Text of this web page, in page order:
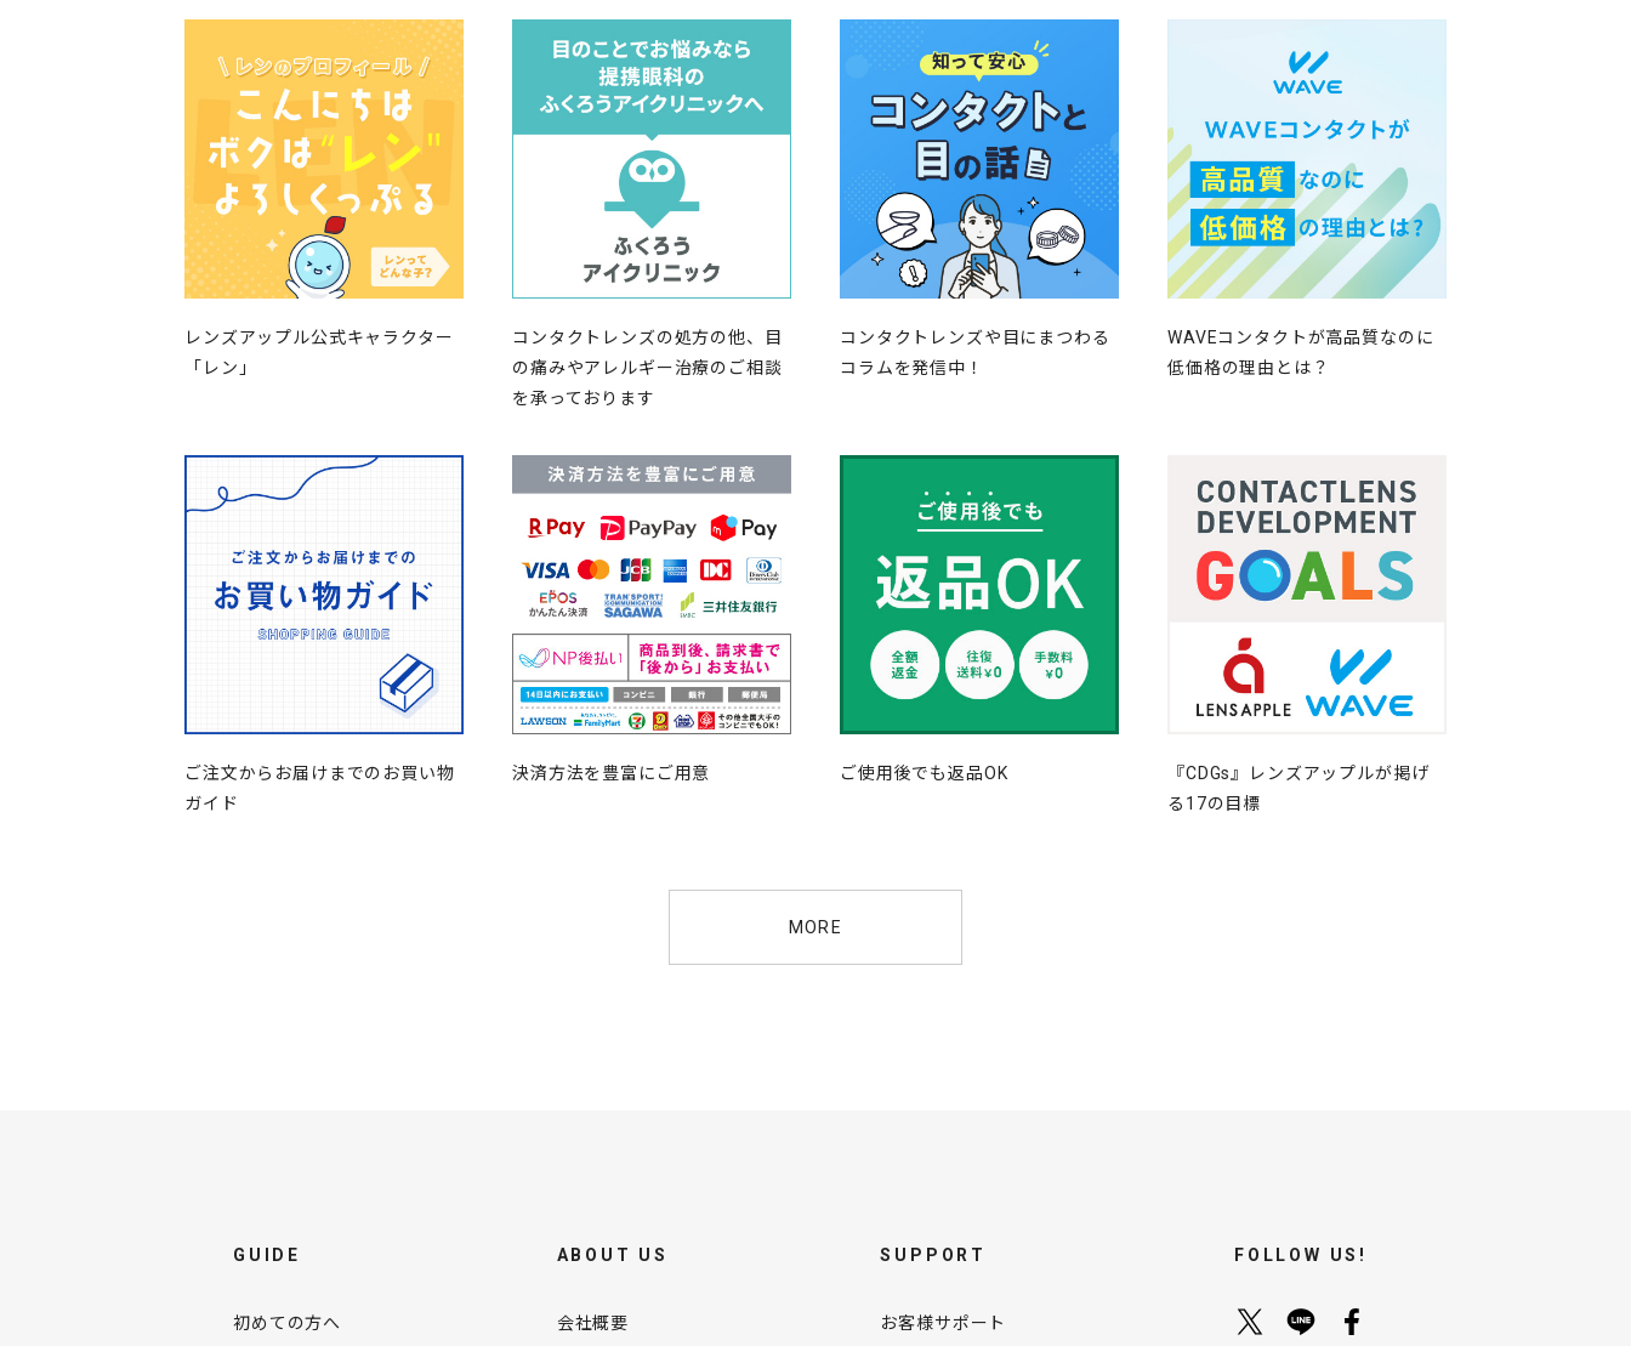
レンズアップル公式キャラクター
「レン」
コンタクトレンズの処方の他、目
の痛みやアレルギー治療のご相談
を承っております
コンタクトレンズや目にまつわる
コラムを発信中！
WAVEコンタクトが高品質なのに
低価格の理由とは？
ご注文からお届けまでのお買い物
ガイド
決済方法を豊富にご用意 ご使用後でも返品OK
『CDGs』レンズアップルが掲げ
る17の目標
MORE
GUIDE
初めての方へ
ABOUT US
会社概要
SUPPORT
お客様サポート
FOLLOW US!